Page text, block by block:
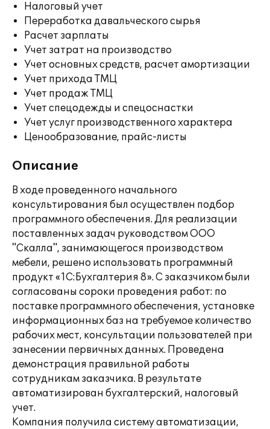
Налоговый учет
Переработка давальческого сырья
Расчет зарплаты
Учет затрат на производство
Учет основных средств, расчет амортизации
Учет прихода ТМЦ
Учет продаж ТМЦ
Учет спецодежды и спецоснастки
Учет услуг производственного характера
Ценообразование, прайс-листы
Описание
В ходе проведенного начального
консультирования был осуществлен подбор
программного обеспечения. Для реализации
поставленных задач руководством ООО
"Скалла", занимающегося производством
мебели, решено использовать программный
продукт «1С:Бухгалтерия 8». С заказчиком были
согласованы сороки проведения работ: по
поставке программного обеспечения, установке
информационных баз на требуемое количество
рабочих мест, консультации пользователей при
занесении первичных данных. Проведена
демонстрация правильной работы
сотрудникам заказчика. В результате
автоматизирован бухгалтерский, налоговый
учет.
Компания получила систему автоматизации,